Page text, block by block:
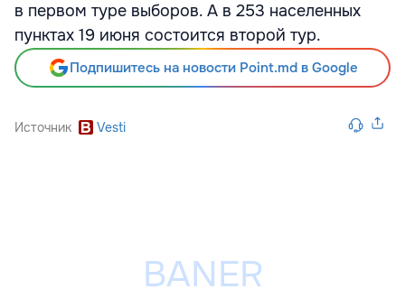
в первом туре выборов. А в 253 населенных
пунктах 19 июня состоится второй тур.
Подпишитесь на новости Point.md в Google
Источник Vesti